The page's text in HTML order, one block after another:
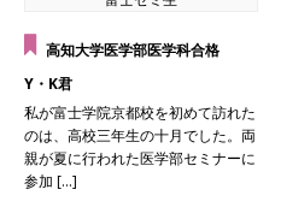
高知大学医学部医学科合格
Y・K君
私が富士学院京都校を初めて訪れた
のは、高校三年生の十月でした。両
親が夏に行われた医学部セミナーに
参加 […]